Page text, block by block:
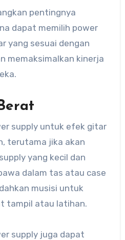
pentingnya
dapat memilih power
yang sesuai dengan
memaksimalkan kinerja
supply untuk efek gitar
terutama jika akan
yang kecil dan
dalam tas atau case
musisi untuk
tampil atau latihan.
supply juga dapat